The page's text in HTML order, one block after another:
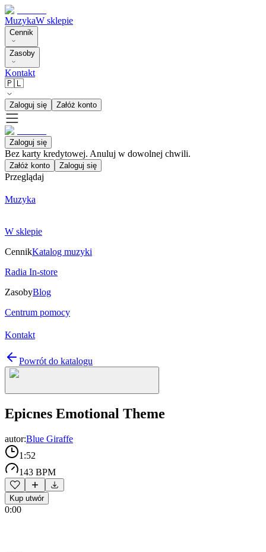
MuzykaW sklepie
Cennik
Zasoby
Kontakt
🇵🇱
Zaloguj się Załóż konto
Zaloguj się
Bez karty kredytowej. Anuluj w dowolnej chwili.
Załóż konto Zaloguj się
Przeglądaj
Muzyka
W sklepie
CennikKatalog muzyki
Radia In-store
ZasobyBlog
Centrum pomocy
Kontakt
Powrót do katalogu
Epicnes Emotional Theme
autor:Blue Giraffe
1:52
143 BPM
Kup utwór
0:00